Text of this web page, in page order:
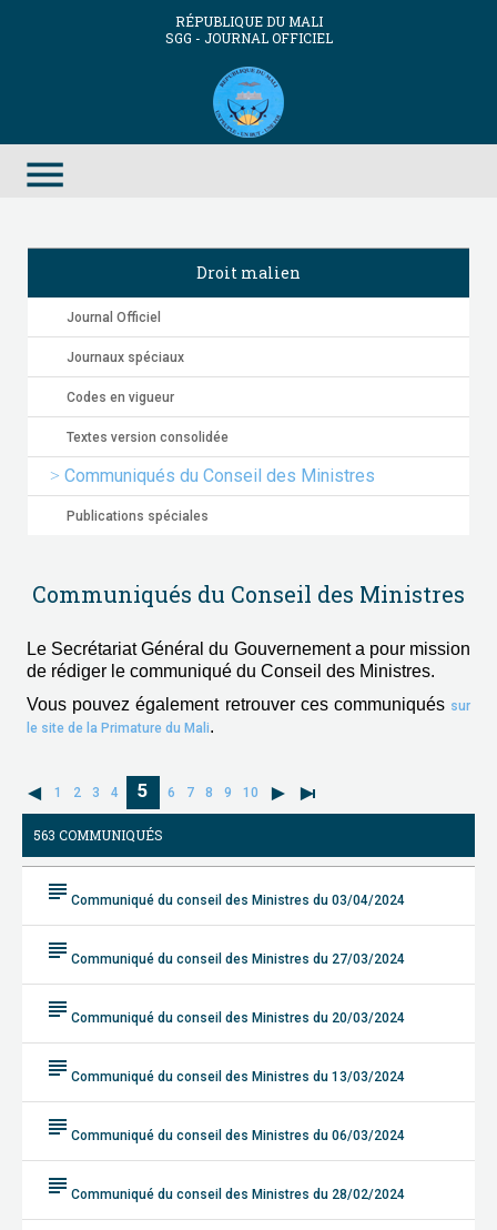
RÉPUBLIQUE DU MALI
SGG - JOURNAL OFFICIEL
menu
Droit malien
Journal Officiel
Journaux spéciaux
Codes en vigueur
Textes version consolidée
Communiqués du Conseil des Ministres
Publications spéciales
Communiqués du Conseil des Ministres
Le Secrétariat Général du Gouvernement a pour mission
de rédiger le communiqué du Conseil des Ministres.
Vous pouvez également retrouver ces communiqués sur
le site de la Primature du Mali.
1 2 3 4 5 6 7 8 9 10
563 COMMUNIQUÉS
subject Communiqué du conseil des Ministres du 03/04/2024
subject Communiqué du conseil des Ministres du 27/03/2024
subject Communiqué du conseil des Ministres du 20/03/2024
subject Communiqué du conseil des Ministres du 13/03/2024
subject Communiqué du conseil des Ministres du 06/03/2024
subject Communiqué du conseil des Ministres du 28/02/2024